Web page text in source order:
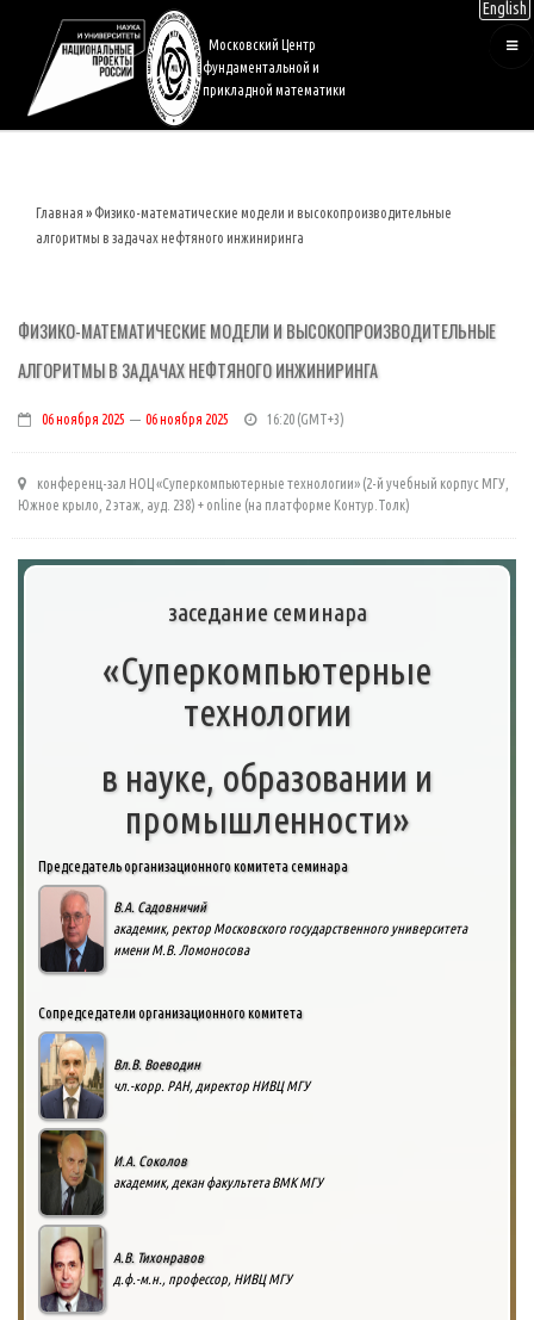
основному
содержанию
Московский Центр
фундаментальной и
прикладной математики
English
Строка
Главная
Физико-математические модели и высокопроизводительные
алгоритмы в задачах нефтяного инжиниринга
ФИЗИКО-МАТЕМАТИЧЕСКИЕ МОДЕЛИ И ВЫСОКОПРОИЗВОДИТЕЛЬНЫЕ
АЛГОРИТМЫ В ЗАДАЧАХ НЕФТЯНОГО ИНЖИНИРИНГА
06 ноября 2025 — 06 ноября 2025 16:20
конференц-зал НОЦ «Суперкомпьютерные технологии» (2-й учебный корпус МГУ,
Южное крыло, 2 этаж, ауд. 238) + online (на платформе Контур.Толк)
заседание семинара
«Суперкомпьютерные
технологии
в науке, образовании и
промышленности»
Председатель организационного комитета семинара
В.А. Садовничий
академик, ректор Московского государственного университета
имени М.В. Ломоносова
Сопредседатели организационного комитета
Вл.В. Воеводин
чл.-корр. РАН, директор НИВЦ МГУ
И.А. Соколов
академик, декан факультета ВМК МГУ
А.В. Тихонравов
д.ф.-м.н., профессор, НИВЦ МГУ